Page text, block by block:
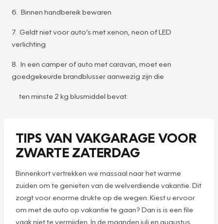
6. Binnen handbereik bewaren
7. Geldt niet voor auto’s met xenon, neon of LED
verlichting
8. In een camper of auto met caravan, moet een
goedgekeurde brandblusser aanwezig zijn die
ten minste 2 kg blusmiddel bevat.
TIPS VAN VAKGARAGE VOOR
ZWARTE ZATERDAG
Binnenkort vertrekken we massaal naar het warme
zuiden om te genieten van de welverdiende vakantie. Dit
zorgt voor enorme drukte op de wegen. Kiest u ervoor
om met de auto op vakantie te gaan? Dan is is een file
vaak niet te vermijden. In de maanden juli en augustus